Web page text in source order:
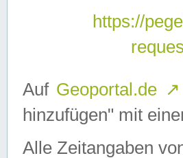
https://
Auf Geoportal.de ↗
hinzufügen" mit
Alle Zeitangaben